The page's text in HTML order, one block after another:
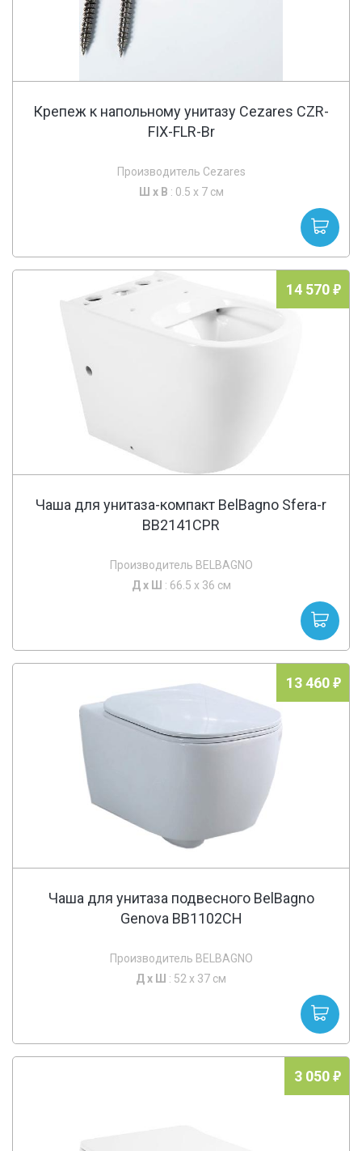
Крепеж к напольному унитазу Cezares CZR-
FIX-FLR-Br
Производитель Cezares
Ш х В : 0.5 x 7 см
14 570
Чаша для унитаза-компакт BelBagno Sfera-r
BB2141CPR
Производитель BELBAGNO
Д х Ш : 66.5 x 36 см
13 460
Чаша для унитаза подвесного BelBagno
Genova BB1102CH
Производитель BELBAGNO
Д х Ш : 52 x 37 см
3 050